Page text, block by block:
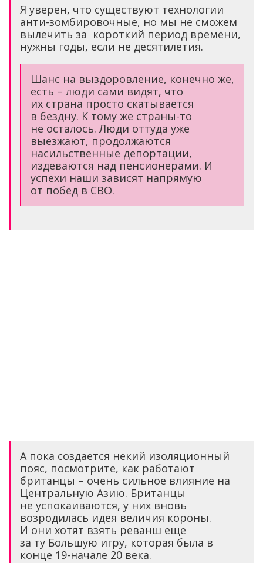
Я уверен, что существуют технологии
анти-зомбировочные, но мы не сможем
вылечить за короткий период времени,
нужны годы, если не десятилетия.
Шанс на выздоровление, конечно же,
есть – люди сами видят, что
их страна просто скатывается
в бездну. К тому же страны-то
не осталось. Люди оттуда уже
выезжают, продолжаются
насильственные депортации,
издеваются над пенсионерами. И
успехи наши зависят напрямую
от побед в СВО.
А пока создается некий изоляционный
пояс, посмотрите, как работают
британцы – очень сильное влияние на
Центральную Азию. Британцы
не успокаиваются, у них вновь
возродилась идея величия короны.
И они хотят взять реванш еще
за ту Большую игру, которая была в
конце 19-начале 20 века.